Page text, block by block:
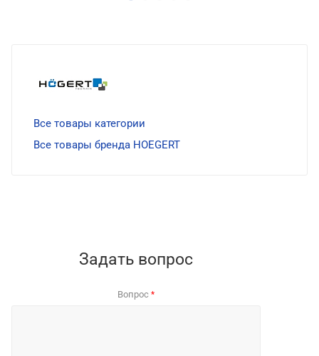
Все товары категории
Все товары бренда HOEGERT
Задать вопрос
Вопрос *